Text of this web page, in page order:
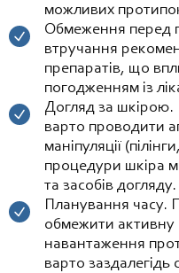
можливих
Обмеження перед
втручання
препаратів, що
погодженням із
Догляд за
варто проводити
маніпуляції
процедури шкіра
та засобів догляду.
Планування часу.
обмежити активну
навантаження
варто заздалегідь